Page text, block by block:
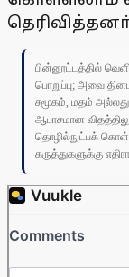
பின்னூட்டத்தில்
பொறுப்பு; அவை
சமூகம், மதம் அல்லது
ஆபாசமான
தொழில்நுட்பக்
கருத்துகளுக்கு